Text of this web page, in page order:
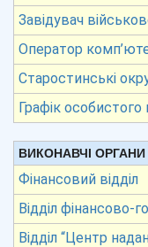
Завідувач
Оператор
Старостинські
Графік
ВИКОНАВЧІ
Фінансовий відділ
Відділ фінансово-
Відділ “Центр